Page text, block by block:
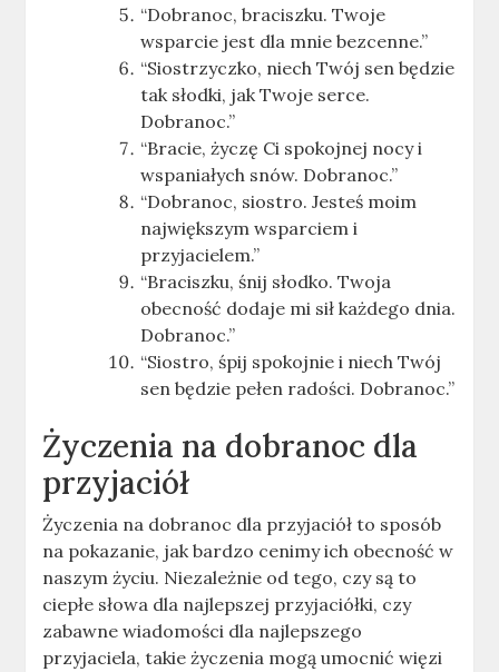
“Dobranoc, braciszku. Twoje
wsparcie jest dla mnie bezcenne.”
“Siostrzyczko, niech Twój sen będzie
tak słodki, jak Twoje serce.
Dobranoc.”
“Bracie, życzę Ci spokojnej nocy i
wspaniałych snów. Dobranoc.”
“Dobranoc, siostro. Jesteś moim
największym wsparciem i
przyjacielem.”
“Braciszku, śnij słodko. Twoja
obecność dodaje mi sił każdego dnia.
Dobranoc.”
“Siostro, śpij spokojnie i niech Twój
sen będzie pełen radości. Dobranoc.”
Życzenia na dobranoc dla
przyjaciół
Życzenia na dobranoc dla przyjaciół to sposób
na pokazanie, jak bardzo cenimy ich obecność w
naszym życiu. Niezależnie od tego, czy są to
ciepłe słowa dla najlepszej przyjaciółki, czy
zabawne wiadomości dla najlepszego
przyjaciela, takie życzenia mogą umocnić więzi